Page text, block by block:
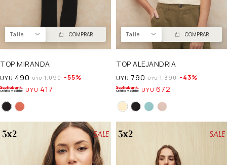
Talle COMPRAR
TOP MIRANDA
UYU 490 UYU 1.090 55
UYU 417
Talle COMPRAR
TOP ALEJANDRIA
UYU 790 UYU 1.390 43
UYU 672